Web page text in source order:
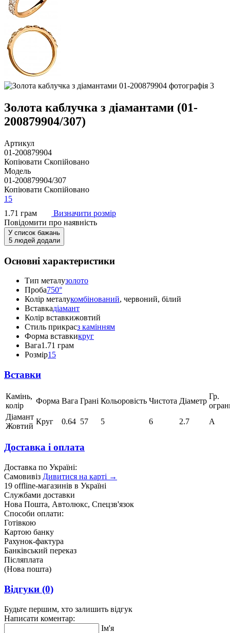
Золота каблучка з діамантами (01-
200879904/307)
Артикул
01-200879904
Копіювати Скопійовано
Модель
01-200879904/307
Копіювати Скопійовано
15
1.71 грам
Визначити розмір
Повідомити про наявність
У список бажань
5 людей додали
Основні характеристики
Тип металузолото
Проба750°
Колір металукомбінований, червоний, білий
Вставкадіамант
Колір вставкижовтий
Стиль прикрасз камінням
Форма вставкикруг
Вага1.71 грам
Розмір15
Вставки
Камінь,
колір
Форма Вага Грані Кольоровість Чистота Діаметр
Гр.
Діамант
Жовтий
Круг 0.64 57 5 6 2.7 А
Доставка і оплата
Доставка по Україні:
Самовивіз Дивитися на карті →
19 offline-магазинів в Україні
Службами доставки
Нова Пошта, Автолюкс, Спецзв'язок
Способи оплати:
Готівкою
Картою банку
Рахунок-фактура
Банківський переказ
Післяплата
(Нова пошта)
Відгуки (0)
Будьте першим, хто залишить відгук
Написати коментар:
Ім'я